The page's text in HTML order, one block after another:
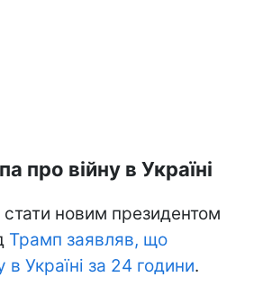
про війну в Україні
новим президентом
Трамп заявляв, що
в Україні за 24 години.